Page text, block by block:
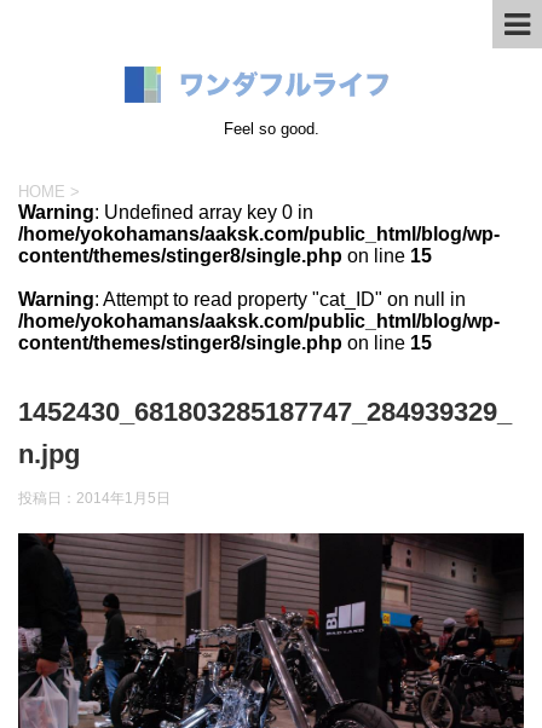
Feel so good.
HOME >
Warning: Undefined array key 0 in
/home/yokohamans/aaksk.com/public_html/blog/wp-
content/themes/stinger8/single.php on line 15
Warning: Attempt to read property "cat_ID" on null in
/home/yokohamans/aaksk.com/public_html/blog/wp-
content/themes/stinger8/single.php on line 15
1452430_681803285187747_284939329_
n.jpg
投稿日： 2014年1月5日